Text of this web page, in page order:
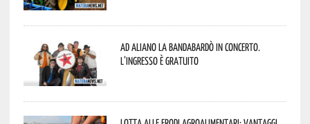
Ad Aliano la Bandabardò in concerto.
L’ingresso è gratuito